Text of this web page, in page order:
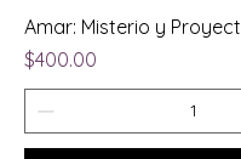
Amar: Misterio y
Precio
$400.00